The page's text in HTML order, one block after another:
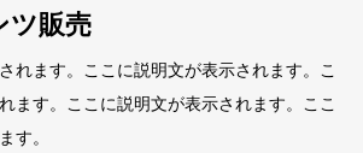
ツ販売
れます。ここに説明文が表示されます。こ
ます。ここに説明文が表示されます。ここ
す。